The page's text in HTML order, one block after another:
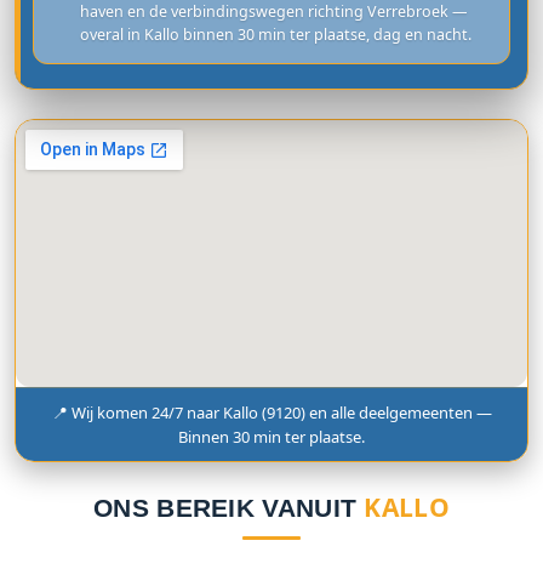
haven en de verbindingswegen richting Verrebroek —
overal in Kallo binnen 30 min ter plaatse, dag en nacht.
📍 Wij komen 24/7 naar Kallo (9120) en alle deelgemeenten —
Binnen 30 min ter plaatse.
ONS BEREIK VANUIT KALLO